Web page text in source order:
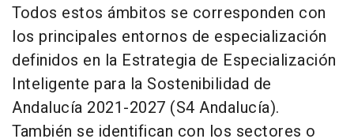
Todos estos ámbitos se corresponden con
los principales entornos de especialización
definidos en la Estrategia de Especialización
Inteligente para la Sostenibilidad de
Andalucía 2021-2027 (S4 Andalucía).
También se identifican con los sectores o